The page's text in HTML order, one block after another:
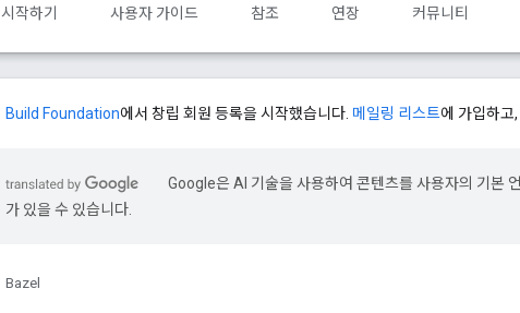
시작하기 사용자 가이드 참조 연장 커뮤니티
Build Foundation에서 창립 회원 등록을 시작했습니다. 메일링 리스트에 가입하고,
Google은 AI 기술을 사용하여 콘텐츠를 사용자의 기본
가 있을 수 있습니다.
Bazel